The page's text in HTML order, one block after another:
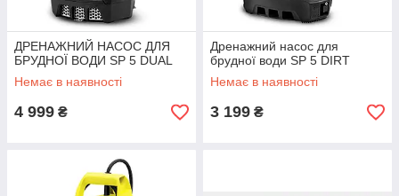
ДРЕНАЖНИЙ НАСОС ДЛЯ
БРУДНОЇ ВОДИ SP 5 DUAL
Немає в наявності
4 999 ₴
Дренажний насос для
брудної води SP 5 DIRT
Немає в наявності
3 199 ₴